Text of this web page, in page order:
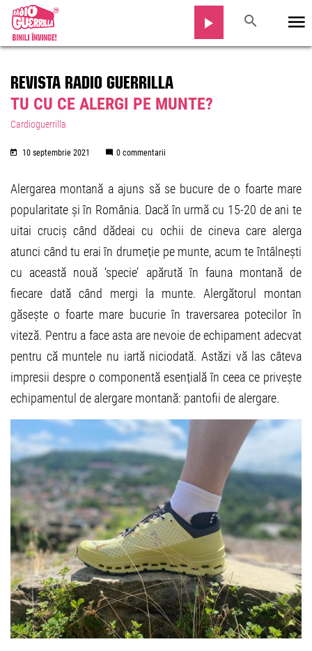
REVISTA RADIO GUERRILLA
TU CU CE ALERGI PE MUNTE?
Cardioguerrilla
10 septembrie 2021 0 commentarii
Alergarea montană a ajuns să se bucure de o foarte mare
popularitate și în România. Dacă în urmă cu 15-20 de ani te
uitai cruciș când dădeai cu ochii de cineva care alerga
atunci când tu erai în drumeție pe munte, acum te întâlnești
cu această nouă ‘specie’ apărută în fauna montană de
fiecare dată când mergi la munte. Alergătorul montan
găsește o foarte mare bucurie în traversarea potecilor în
viteză. Pentru a face asta are nevoie de echipament adecvat
pentru că muntele nu iartă niciodată. Astăzi vă las câteva
impresii despre o componentă esențială în ceea ce privește
echipamentul de alergare montană: pantofii de alergare.